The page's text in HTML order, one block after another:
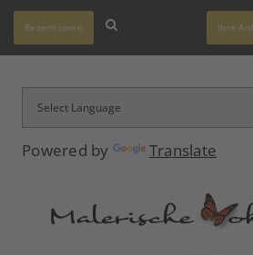
Powered by Translate
Rezensionen Ihre